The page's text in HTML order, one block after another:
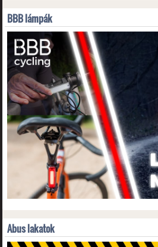
BBB lámpák
Abus lakatok